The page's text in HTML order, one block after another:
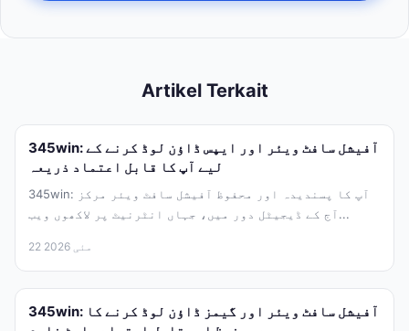
Artikel Terkait
345win: آفیشل سافٹ ویئر اور ایپس ڈاؤن لوڈ کرنے کے
لیے آپ کا قابل اعتماد ذریعہ
345win: آپ کا پسندیدہ اور محفوظ آفیشل سافٹ ویئر مرکز
آج کے ڈیجیٹل دور میں، جہاں انٹرنیٹ پر لاکھوں ویب...
22 مئی 2026
345win: آفیشل سافٹ ویئر اور گیمز ڈاؤن لوڈ کرنے کا